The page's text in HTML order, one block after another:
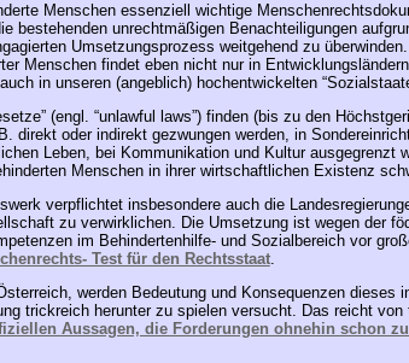
Menschen essenziell wichtige
bestehenden unrechtmäßigen Benachteiligungen
Umsetzungsprozess weitgehend zu überwinden.
Menschen findet eben nicht nur in
in unseren (angeblich) hochentwickelten
(engl. “unlawful laws”) finden (bis zu den
direkt oder indirekt gezwungen werden, in
Leben, bei Kommunikation und Kultur ausgegrenzt
Menschen in ihrer wirtschaftlichen Existenz
verpflichtet insbesondere auch die
zu verwirklichen. Die Umsetzung ist wegen der
im Behindertenhilfe- und Sozialbereich vor
Test für den Rechtsstaat.
werden Bedeutung und Konsequenzen dieses
trickreich herunter zu spielen versucht. Das reicht
Aussagen, die Forderungen ohnehin schon